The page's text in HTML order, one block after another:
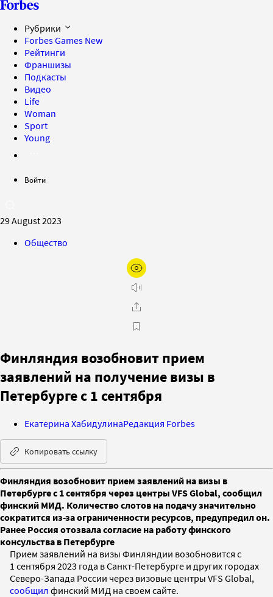
Рубрики
Forbes Games New
Рейтинги
Франшизы
Подкасты
Видео
Life
Woman
Sport
Young
Войти
29 August 2023
Общество
Финляндия возобновит прием
заявлений на получение визы в
Петербурге с 1 сентября
Екатерина ХабидулинаРедакция Forbes
Копировать ссылку
Финляндия возобновит прием заявлений на визы в
Петербурге с 1 сентября через центры VFS Global, сообщил
финский МИД. Количество слотов на подачу значительно
сократится из-за ограниченности ресурсов, предупредил он.
Ранее Россия отозвала согласие на работу финского
консульства в Петербурге
Прием заявлений на визы Финляндии возобновится с
1 сентября 2023 года в Санкт-Петербурге и других городах
Северо-Запада России через визовые центры VFS Global,
сообщил финский МИД на своем сайте.